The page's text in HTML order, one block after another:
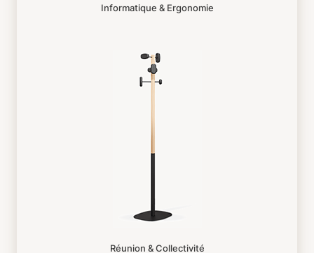
Informatique & Ergonomie
Réunion & Collectivité